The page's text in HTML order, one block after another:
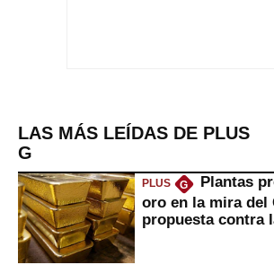
LAS MÁS LEÍDAS DE PLUS
G
PLUS G
Plantas
oro en la mira del
propuesta contra